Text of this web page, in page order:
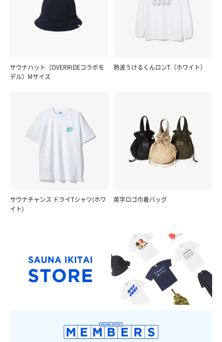
サウナハット（OVERRIDEコラボモ
デル）Mサイズ
熱波うけるくんロンT（ホワイト）
サウナチャンス ドライTシャツ(ホワ
イト)
英字ロゴ巾着バッグ